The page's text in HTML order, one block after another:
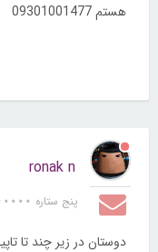
هستم 09301001477
ronak n
پنج ستاره
دوستان در زیر چند تا